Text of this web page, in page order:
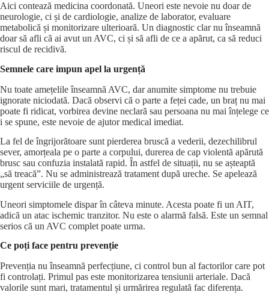
Aici contează medicina coordonată. Uneori este nevoie nu doarde
neurologie, ci și de cardiologie, analize de laborator, evaluare
metabolică și monitorizare ulterioară. Un diagnostic clar nu înseamnă
doar să afli că ai avut un AVC, ci și să afli de ce a apărut, ca să reduci
riscul de recidivă.
Semnele care impun apel la urgență
Nu toate amețelile înseamnă AVC, dar anumite simptome nu trebuie
ignorate niciodată. Dacă observi că o parte a feței cade, un braț nu mai
poate fi ridicat, vorbirea devine neclară sau persoana nu mai înțelege ce
i se spune, este nevoie de ajutor medical imediat.
La fel de îngrijorătoare sunt pierderea bruscă a vederii, dezechilibrul
sever, amorțeala pe o parte a corpului, durerea de cap violentă apărută
brusc sau confuzia instalată rapid. În astfel de situații, nu se așteaptă
„să treacă”. Nu se administrează tratament după ureche. Se apelează
urgent serviciile de urgență.
Uneori simptomele dispar în câteva minute. Acesta poate fi un AIT,
adică un atac ischemic tranzitor. Nu este o alarmă falsă. Este un semnal
serios că un AVC complet poate urma.
Ce poți face pentru prevenție
Prevenția nu înseamnă perfecțiune, ci control bun al factorilor care pot
fi controlați. Primul pas este monitorizarea tensiunii arteriale. Dacă
valorile sunt mari, tratamentul și urmărirea regulată fac diferența.